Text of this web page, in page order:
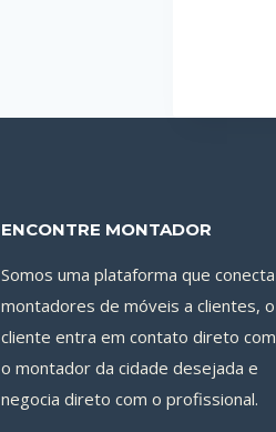
ENCONTRE MONTADOR
Somos uma plataforma que conecta
montadores de móveis a clientes, o
cliente entra em contato direto com
o montador da cidade desejada e
negocia direto com o profissional.